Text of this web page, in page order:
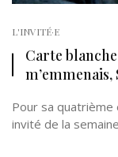
L'INVITÉ·E
Carte blanche
Pour sa
invité de la